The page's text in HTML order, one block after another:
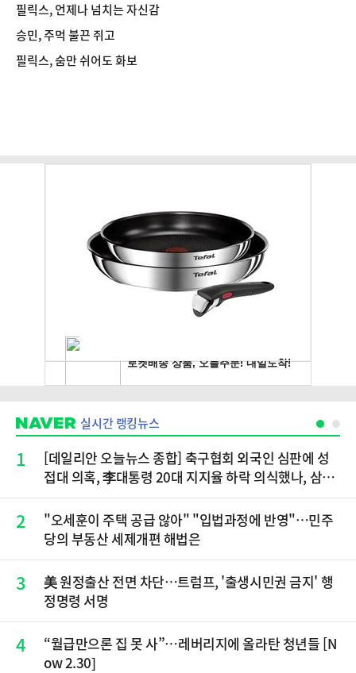
필릭스, 언제나 넘치는 자신감
승민, 주먹 불끈 쥐고
필릭스, 숨만 쉬어도 화보
실시간 랭킹뉴스
1
[데일리안 오늘뉴스 종합] 축구협회 외국인 심판에 성
접대 의혹, 李대통령 20대 지지율 하락 의식했나, 삼전
재점화, 김민석 "과반 승리 가능성 99%" 등
2
"오세훈이 주택 공급 않아" "입법과정에 반영"…민주
당의 부동산 세제개편 해법은
3
美 원정출산 전면 차단…트럼프, '출생시민권 금지' 행
정명령 서명
4
“월급만으론 집 못 사”…레버리지에 올라탄 청년들 [N
ow 2.30]